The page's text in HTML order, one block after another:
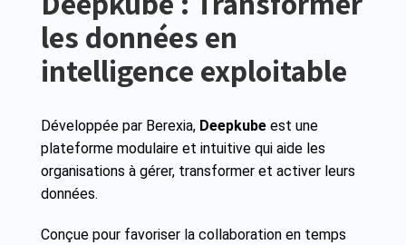
les données en
intelligence exploitable
Développée par Berexia, Deepkube est une
plateforme modulaire et intuitive qui aide les
organisations à gérer, transformer et activer leurs
données.
Conçue pour favoriser la collaboration en temps